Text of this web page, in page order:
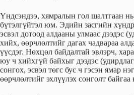
Үндсэндээ, хямралын гол шалтгаан
бүтэлгүйтэл юм. Эдийн засгийн
эсвэл дотоод алдааны улмаас дээдэс
хийх, өөрчлөлтийг дагах чадвараа
үүсдэг. Нөхцөл байдалтай эвлэрч,
юу ч хийхгүй байхыг дээдэс
сонгох, эсвэл төгс бус ч гэсэн ямар
өөрчлөлтийг эхлүүлэх сонголт